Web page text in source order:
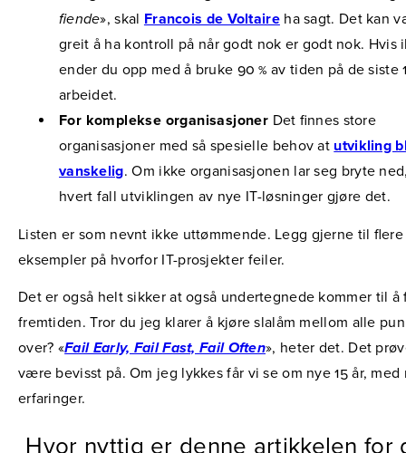
fiende», skal Francois de Voltaireha sagt. Det kan
greit å ha kontroll på når godt nok er godt nok. Hvis
ender du opp med å bruke 90 % av tiden på de siste
arbeidet.
For komplekse organisasjoner Det finnes store
organisasjoner med så spesielle behov at utvikling
vanskelig. Om ikke organisasjonen lar seg bryte
hvert fall utviklingen av nye IT-løsninger gjøre det.
Listen er som nevnt ikke uttømmende. Legg gjerne til flere
eksempler på hvorfor IT-prosjekter feiler.
Det er også helt sikker at også undertegnede kommer til å
fremtiden. Tror du jeg klarer å kjøre slalåm mellom alle
over? «Fail Early, Fail Fast, Fail Often», heter det. Det
være bevisst på. Om jeg lykkes får vi se om nye 15 år, med
erfaringer.
Hvor nyttig er denne artikkelen for